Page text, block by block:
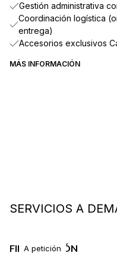
Gestión administrativa
Coordinación logística
entrega)
Accesorios exclusivos
MÁS INFORMACIÓN
SERVICIOS A
A petición
FINANCIACIÓN